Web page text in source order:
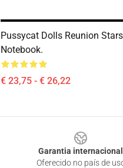
Pussycat Dolls Reunion
Notebook.
€ 23,75 - € 26,22
Garantia internacional
Oferecido no país de